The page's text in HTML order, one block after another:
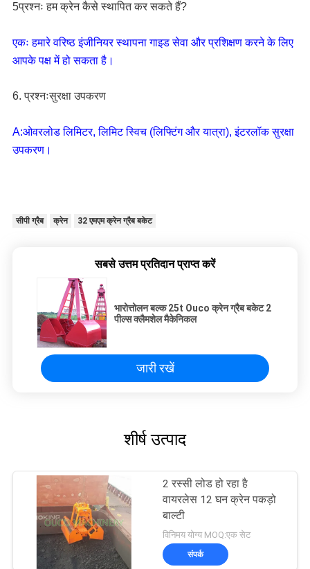
5प्रश्नः हम क्रेन कैसे स्थापित कर सकते हैं?
एकः हमारे वरिष्ठ इंजीनियर स्थापना गाइड सेवा और प्रशिक्षण करने के लिए
आपके पक्ष में हो सकता है।
6. प्रश्नःसुरक्षा उपकरण
A:ओवरलोड लिमिटर, लिमिट स्विच (लिफ्टिंग और यात्रा), इंटरलॉक सुरक्षा
उपकरण।
सीपी ग्रैब क्रेन 32 एमएम क्रेन ग्रैब बकेट
सबसे उत्तम प्रतिदान प्राप्त करें
भारोत्तोलन बल्क 25t Ouco क्रेन ग्रैब बकेट 2
पील्स क्लैमशेल मैकेनिकल
जारी रखें
शीर्ष उत्पाद
2 रस्सी लोड हो रहा है
वायरलेस 12 घन क्रेन पकड़ो
बाल्टी
विनिमय योग्य MOQ:एक सेट
संपर्क